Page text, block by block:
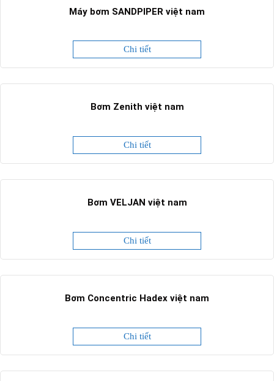
Máy bơm SANDPIPER việt nam
Chi tiết
Bơm Zenith việt nam
Chi tiết
Bơm VELJAN việt nam
Chi tiết
Bơm Concentric Hadex việt nam
Chi tiết